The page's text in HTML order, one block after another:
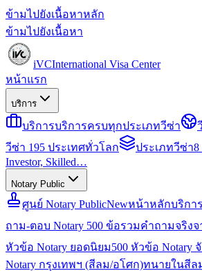
ข้ามไปยังเนื้อหาหลัก
ข้ามไปยังเนื้อหา
iVCInternational Visa Center
หน้าแรก
บริการ
บริการบริการครบทุกประเภทวีซ่า
วีซ่า 195 ประเทศทั่วโลก
ประเภทวีซ่า8
Investor, Skilled…
Notary Public
ศูนย์ Notary PublicNewหน้าหลักบริกา
ถาม-ตอบ Notary 500 ข้อรวมคำถามจริง
หัวข้อ Notary ยอดนิยม500 หัวข้อ Notary
Notary กรุงเทพฯ (สีลม/อโศก)ทนายในสีล